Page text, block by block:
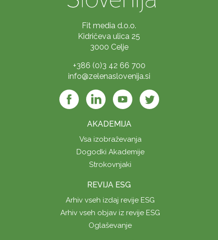
Fit media d.o.o.
Kidričeva ulica 25
3000 Celje
+386 (0)3 42 66 700
info@zelenaslovenija.si
AKADEMIJA
Vsa izobraževanja
Dogodki Akademije
Strokovnjaki
REVIJA ESG
Arhiv vseh izdaj revije ESG
Arhiv vseh objav iz revije ESG
Oglaševanje